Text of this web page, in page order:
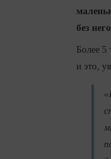
без
Более 5
и это,